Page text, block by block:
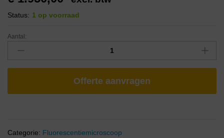
Status: 1 op voorraad
Aantal:
Offerte aanvragen
Categorie: Fluorescentiemicroscoop